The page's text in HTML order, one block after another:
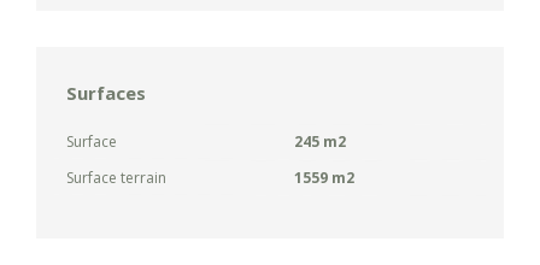
Surfaces
Surface
245 m2
Surface terrain
1559 m2